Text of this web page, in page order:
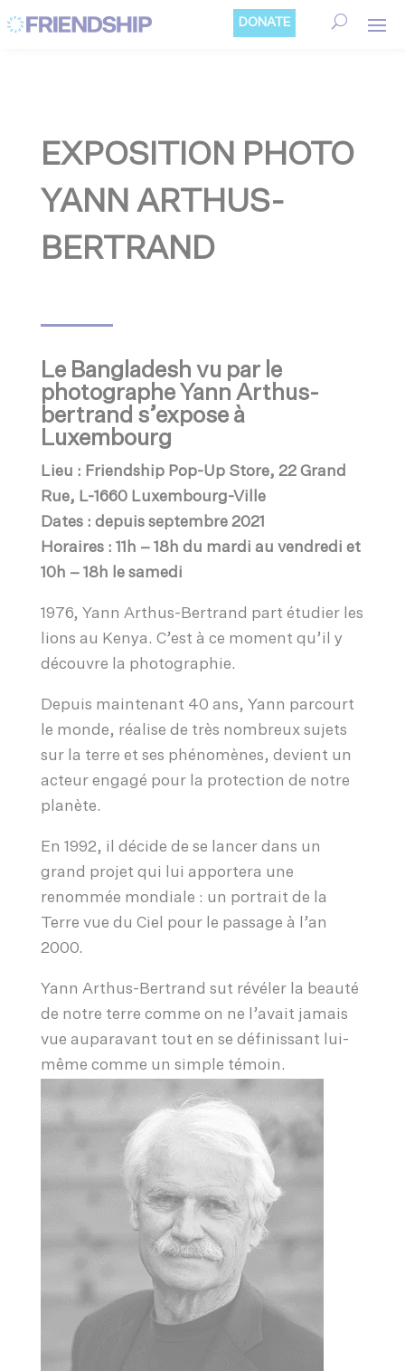
DONATE
EXPOSITION PHOTO
YANN ARTHUS-
BERTRAND
Le Bangladesh vu par le
photographe Yann Arthus-
bertrand s’expose à
Luxembourg
Lieu : Friendship Pop-Up Store, 22 Grand
Rue, L-1660 Luxembourg-Ville
Dates : depuis septembre 2021
Horaires : 11h – 18h du mardi au vendredi et
10h – 18h le samedi
1976, Yann Arthus-Bertrand part étudier les
lions au Kenya. C’est à ce moment qu’il y
découvre la photographie.
Depuis maintenant 40 ans, Yann parcourt
le monde, réalise de très nombreux sujets
sur la terre et ses phénomènes, devient un
acteur engagé pour la protection de notre
planète.
En 1992, il décide de se lancer dans un
grand projet qui lui apportera une
renommée mondiale : un portrait de la
Terre vue du Ciel pour le passage à l’an
2000.
Yann Arthus-Bertrand sut révéler la beauté
de notre terre comme on ne l’avait jamais
vue auparavant tout en se définissant lui-
même comme un simple témoin.